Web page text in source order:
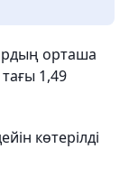
орташа
1,49
көтерілді